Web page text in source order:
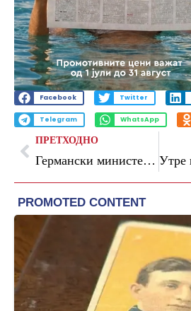
Facebook Twitter
Telegram WhatsApp
ПРЕТХОДНО
Германски министер: Имаме резерви на гориво за авиони само за летово